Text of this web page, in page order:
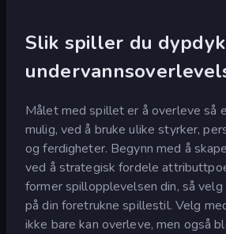
Slik spiller du
Målet med spillet er å overleve så
mulig, ved å bruke ulike styrker,
og ferdigheter. Begynn med å
ved å strategisk fordele
former spillopplevelsen din, så
på din foretrukne spillestil. Velg
ikke bare kan overleve, men også